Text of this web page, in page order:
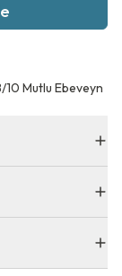
10 Mutlu Ebeveyn